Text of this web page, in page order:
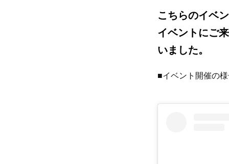
こちらのイベ
イベントにご
いました。
■イベント開催の